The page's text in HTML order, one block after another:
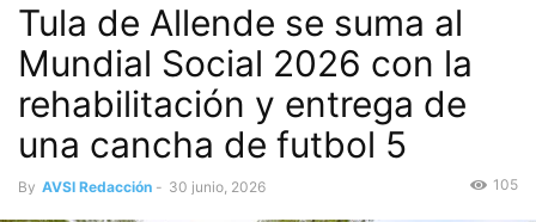
Tula de Allende se suma al
Mundial Social 2026 con la
rehabilitación y entrega de
una cancha de futbol 5
By AVSI Redacción - 30 junio, 2026 105